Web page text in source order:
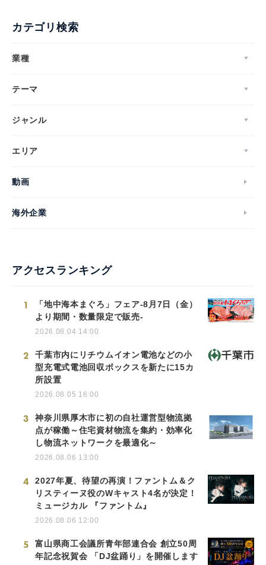
カテゴリ検索
業種
テーマ
ジャンル
エリア
動画
海外企業
アクセスランキング
1
「地中海本まぐろ」フェア-8月7日（金）
より期間・数量限定で販売-
2026.08.04 14:00
2
千葉市内にリチウムイオン電池などの小
型充電式電池回収ボックスを新たに15カ
所設置
2026.08.05 16:00
3
神奈川県厚木市に初の自社運営型物流拠
点が稼働～住宅資材物流を集約・効率化
し物流ネットワークを最適化～
2026.08.06 13:00
4
2027年夏、待望の再演！ファントム＆ク
リスティーヌ役のWキャスト4名が決定！
ミュージカル 『ファントム』
2026.08.06 12:00
5
富山県商工会議所青年部連合会 創立50周
年記念祝賀会 「DJ盆踊り」を開催します